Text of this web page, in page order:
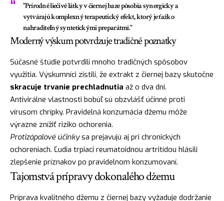
"Prírodné liečivé látky v čiernej baze pôsobia synergicky a
vytvárajú komplexný terapeutický efekt, ktorý je ťažko
nahraditeľný syntetickými preparátmi."
Moderný výskum potvrdzuje tradičné poznatky
Súčasné štúdie potvrdili mnoho tradičných spôsobov
využitia. Výskumníci zistili, že extrakt z čiernej bazy skutočne
skracuje trvanie prechladnutia až o dva dni.
Antivirálne vlastnosti bobúľ sú obzvlášť účinné proti
vírusom chrípky. Pravidelná konzumácia džemu môže
výrazne znížiť riziko ochorenia.
Protizápalové účinkysa prejavujú aj pri chronických
ochoreniach. Ľudia trpiaci reumatoidnou artritídou hlásili
zlepšenie príznakov po pravidelnom konzumovaní.
Tajomstvá prípravy dokonalého džemu
Príprava kvalitného džemu z čiernej bazy vyžaduje dodržanie